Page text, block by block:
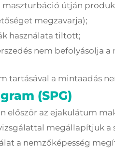
maszturbáció útján
megzavarja);
használata tiltott;
nem befolyásolja a
tartásával a mintaadás
(SPG)
először az ejakulátum
megállapítjuk
a nemzőképesség